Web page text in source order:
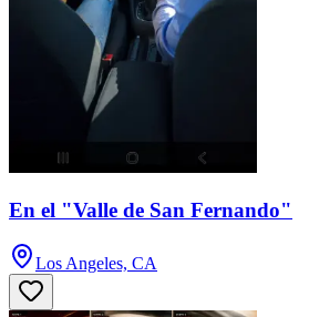
En el "Valle de San Fernando"
Los Angeles, CA